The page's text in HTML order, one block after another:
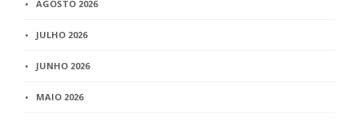
AGOSTO 2026
JULHO 2026
JUNHO 2026
MAIO 2026